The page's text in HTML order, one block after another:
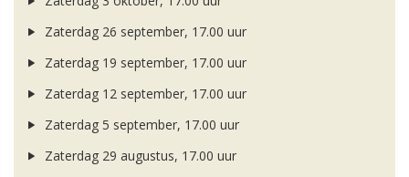
Zaterdag 26 september, 17.00 uur
Zaterdag 19 september, 17.00 uur
Zaterdag 12 september, 17.00 uur
Zaterdag 5 september, 17.00 uur
Zaterdag 29 augustus, 17.00 uur